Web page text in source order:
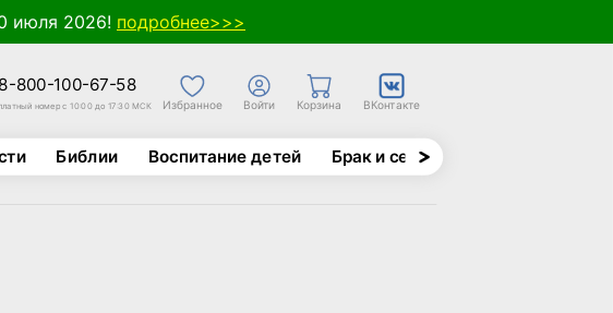
июля 2026! подробнее>>>
8-800-100-67-58
номер с 10:00 до 17:30 МСК Избранное Войти Корзина ВКонтакте
Библии Воспитание детей Брак и семья